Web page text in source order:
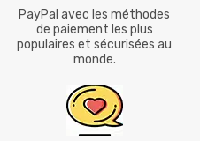
PayPal avec les méthodes
de paiement les plus
populaires et sécurisées au
monde.